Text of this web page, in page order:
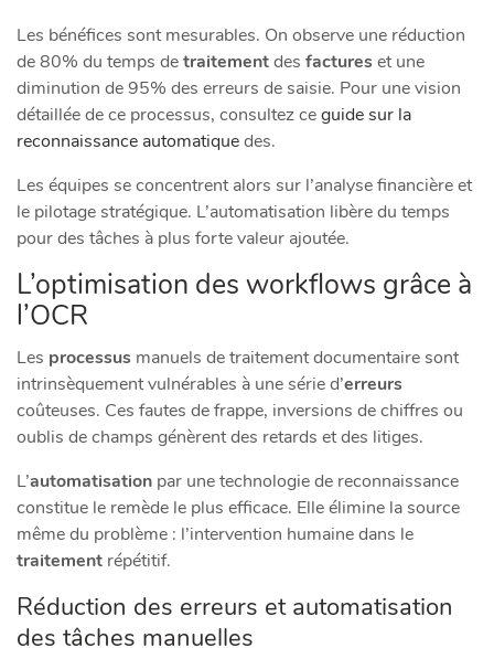
Les bénéfices sont mesurables. On observe une réduction
de 80% du temps detraitementdes factureset une
diminution de 95% des erreurs de saisie. Pour une vision
détaillée de ce processus, consultez ceguide sur la
reconnaissance automatiquedes.
Les équipes se concentrent alors sur l’analyse financière et
le pilotage stratégique. L’automatisation libère du temps
pour des tâches à plus forte valeur ajoutée.
L’optimisation des workflows grâce à
l’OCR
Les processus manuels de traitement documentaire sont
intrinsèquement vulnérables à une série d’erreurs
coûteuses. Ces fautes de frappe, inversions de chiffres ou
oublis de champs génèrent des retards et des litiges.
L’automatisation par une technologie de reconnaissance
constitue le remède le plus efficace. Elle élimine la source
même du problème : l’intervention humaine dans le
traitement répétitif.
Réduction des erreurs et automatisation
des tâches manuelles